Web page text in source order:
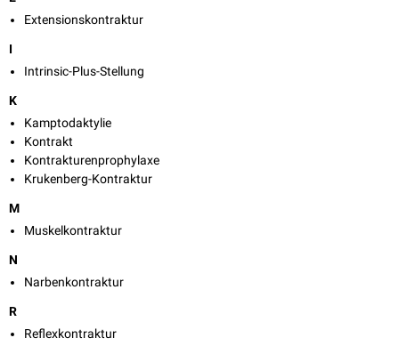
Extensionskontraktur
I
Intrinsic-Plus-Stellung
K
Kamptodaktylie
Kontrakt
Kontrakturenprophylaxe
Krukenberg-Kontraktur
M
Muskelkontraktur
N
Narbenkontraktur
R
Reflexkontraktur